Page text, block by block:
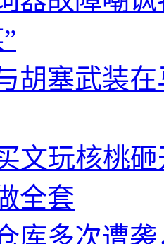
胡塞武装
文玩核桃
全套
库多次遭